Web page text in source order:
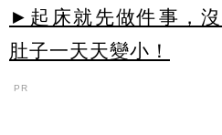
►起床就先做件事，
肚子一天天變小！
PR